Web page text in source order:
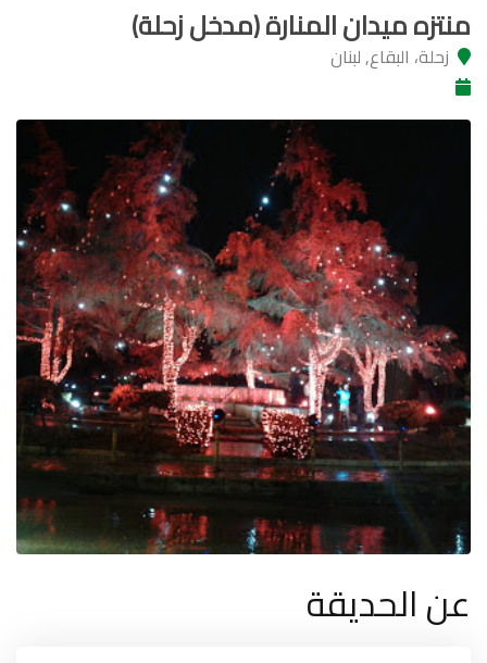
منتزه ميدان المنارة (مدخل زحلة)
زحلة، البقاع, لبنان
عن الحديقة